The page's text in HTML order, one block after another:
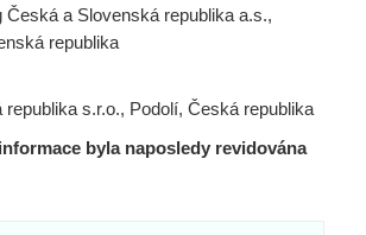
Česká a Slovenská republika a.s.,
republika
republika s.r.o., Podolí, Česká republika
byla naposledy revidována